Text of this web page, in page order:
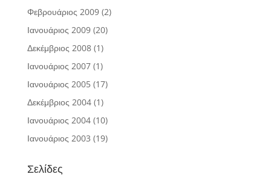
Φεβρουάριος 2009(2)
Ιανουάριος 2009(20)
Δεκέμβριος 2008(1)
Ιανουάριος 2007(1)
Ιανουάριος 2005(17)
Δεκέμβριος 2004(1)
Ιανουάριος 2004(10)
Ιανουάριος 2003 (19)
Σελίδες